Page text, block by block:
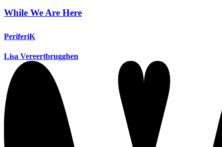
While We Are Here
PeriferiK
Lisa Vereertbrugghen